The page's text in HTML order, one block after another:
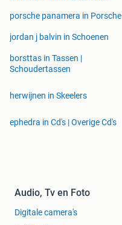
porsche panamera in Porsche
jordan j balvin in Schoenen
borsttas in Tassen |
Schoudertassen
herwijnen in Skeelers
ephedra in Cd's | Overige Cd's
Audio, Tv en Foto
Digitale camera's